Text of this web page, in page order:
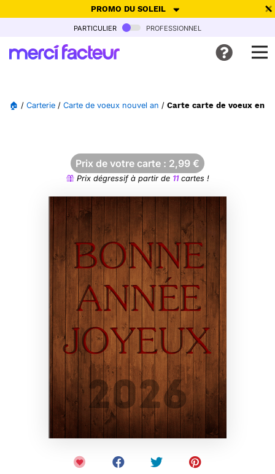
PROMO DU SOLEIL
-30% de réduction avec le code SUMMER26pour envoyer des
Ne plus afficher
particulier professionnel
🏠 / Carterie / Carte de voeux nouvel an / Carte carte de voeux en
Prix de votre carte : 2,99 €
Prix dégressif à partir de 11cartes !